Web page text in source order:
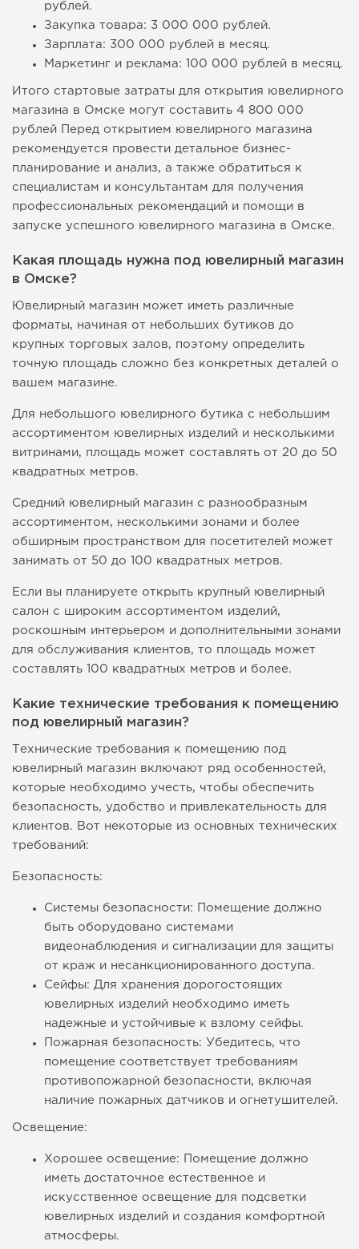
рублей.
Закупка товара: 3 000 000 рублей.
Зарплата: 300 000 рублей в месяц.
Маркетинг и реклама: 100 000 рублей в месяц.
Итого стартовые затраты для открытия ювелирного
магазина в Омске могут составить 4 800 000
рублей Перед открытием ювелирного магазина
рекомендуется провести детальное бизнес-
планирование и анализ, а также обратиться к
специалистам и консультантам для получения
профессиональных рекомендаций и помощи в
запуске успешного ювелирного магазина в Омске.
Какая площадь нужна под ювелирный магазин
в Омске?
Ювелирный магазин может иметь различные
форматы, начиная от небольших бутиков до
крупных торговых залов, поэтому определить
точную площадь сложно без конкретных деталей о
вашем магазине.
Для небольшого ювелирного бутика с небольшим
ассортиментом ювелирных изделий и несколькими
витринами, площадь может составлять от 20 до 50
квадратных метров.
Средний ювелирный магазин с разнообразным
ассортиментом, несколькими зонами и более
обширным пространством для посетителей может
занимать от 50 до 100 квадратных метров.
Если вы планируете открыть крупный ювелирный
салон с широким ассортиментом изделий,
роскошным интерьером и дополнительными зонами
для обслуживания клиентов, то площадь может
составлять 100 квадратных метров и более.
Какие технические требования к помещению
под ювелирный магазин?
Технические требования к помещению под
ювелирный магазин включают ряд особенностей,
которые необходимо учесть, чтобы обеспечить
безопасность, удобство и привлекательность для
клиентов. Вот некоторые из основных технических
требований:
Безопасность:
Системы безопасности: Помещение должно
быть оборудовано системами
видеонаблюдения и сигнализации для защиты
от краж и несанкционированного доступа.
Сейфы: Для хранения дорогостоящих
ювелирных изделий необходимо иметь
надежные и устойчивые к взлому сейфы.
Пожарная безопасность: Убедитесь, что
помещение соответствует требованиям
противопожарной безопасности, включая
наличие пожарных датчиков и огнетушителей.
Освещение:
Хорошее освещение: Помещение должно
иметь достаточное естественное и
искусственное освещение для подсветки
ювелирных изделий и создания комфортной
атмосферы.